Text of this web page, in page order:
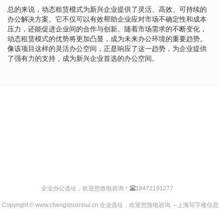
总的来说，动态租赁模式为新兴企业提供了灵活、高效、可持续的
办公解决方案。它不仅可以有效帮助企业应对市场不确定性和成本
压力，还能促进企业间的合作与创新。随着市场需求的不断变化，
动态租赁模式的优势将更加凸显，成为未来办公环境的重要趋势。
像该项目这样的灵活办公空间，正是响应了这一趋势，为企业提供
了强有力的支持，成为新兴企业首选的办公空间。
企业办公选址，欢迎您致电咨询！ 18472191277
Copyright © www.chengshixinhui.cn 企业选址，欢迎您致电咨询. --上海写字楼信息